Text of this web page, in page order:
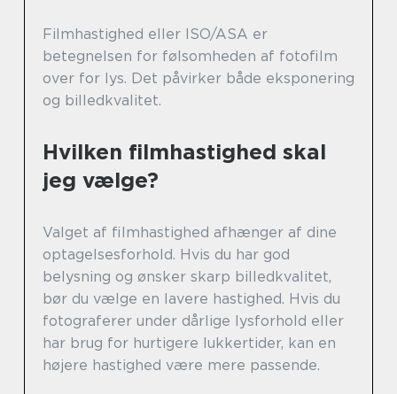
Filmhastighed eller ISO/ASA er
betegnelsen for følsomheden af fotofilm
over for lys. Det påvirker både eksponering
og billedkvalitet.
Hvilken filmhastighed skal
jeg vælge?
Valget af filmhastighed afhænger af dine
optagelsesforhold. Hvis du har god
belysning og ønsker skarp billedkvalitet,
bør du vælge en lavere hastighed. Hvis du
fotograferer under dårlige lysforhold eller
har brug for hurtigere lukkertider, kan en
højere hastighed være mere passende.